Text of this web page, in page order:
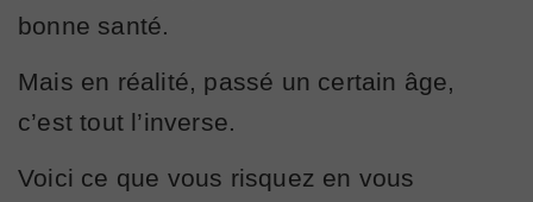
bonne santé.
Mais en réalité, passé un certain âge,
c’est tout l’inverse.
Voici ce que vous risquez en vous